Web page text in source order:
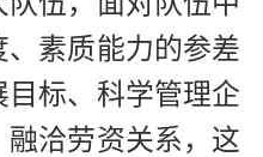
素质能力的参差
标、科学管理企
洽劳资关系，这